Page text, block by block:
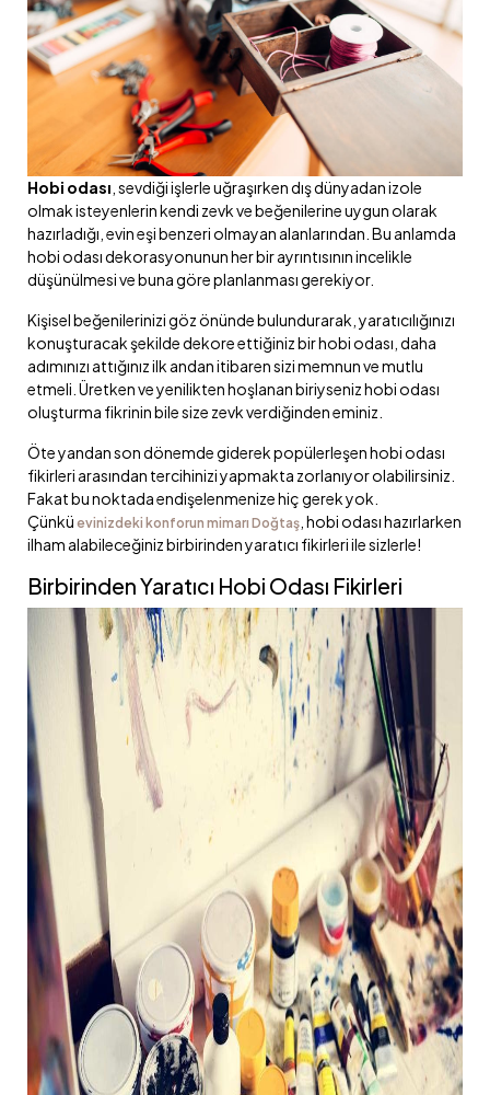
Hobi odası , sevdiği işlerle uğraşırken dış dünyadan izole
olmak isteyenlerin kendi zevk ve beğenilerine uygun olarak
hazırladığı, evin eşi benzeri olmayan alanlarından. Bu anlamda
hobi odası dekorasyonunun her bir ayrıntısının incelikle
düşünülmesi ve buna göre planlanması gerekiyor.
Kişisel beğenilerinizi göz önünde bulundurarak, yaratıcılığınızı
konuşturacak şekilde dekore ettiğiniz bir hobi odası, daha
adımınızı attığınız ilk andan itibaren sizi memnun ve mutlu
etmeli. Üretken ve yenilikten hoşlanan biriyseniz hobi odası
oluşturma fikrinin bile size zevk verdiğinden eminiz.
Öte yandan son dönemde giderek popülerleşen hobi odası
fikirleri arasından tercihinizi yapmakta zorlanıyor olabilirsiniz.
Fakat bu noktada endişelenmenize hiç gerek yok.
Çünkü evinizdeki konforun mimarı Doğtaş , hobi odası hazırlarken
ilham alabileceğiniz birbirinden yaratıcı fikirleri ile sizlerle!
Birbirinden Yaratıcı Hobi Odası Fikirleri